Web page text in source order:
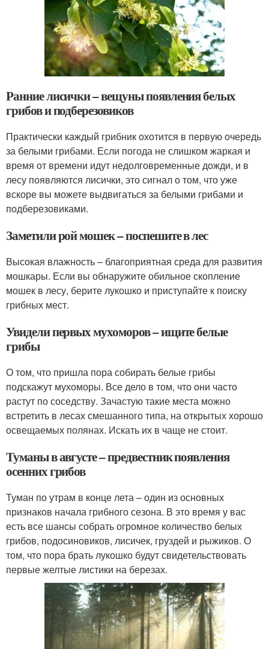
Ранние лисички – вещуны появления белых
грибов и подберезовиков
Практически каждый грибник охотится в первую очередь
за белыми грибами. Если погода не слишком жаркая и
время от времени идут недолговременные дожди, и в
лесу появляются лисички, это сигнал о том, что уже
вскоре вы можете выдвигаться за белыми грибами и
подберезовиками.
Заметили рой мошек – поспешите в лес
Высокая влажность – благоприятная среда для развития
мошкары. Если вы обнаружите обильное скопление
мошек в лесу, берите лукошко и приступайте к поиску
грибных мест.
Увидели первых мухоморов – ищите белые
грибы
О том, что пришла пора собирать белые грибы
подскажут мухоморы. Все дело в том, что они часто
растут по соседству. Зачастую такие места можно
встретить в лесах смешанного типа, на открытых хорошо
освещаемых полянах. Искать их в чаще не стоит.
Туманы в августе – предвестник появления
осенних грибов
Туман по утрам в конце лета – один из основных
признаков начала грибного сезона. В это время у вас
есть все шансы собрать огромное количество белых
грибов, подосиновиков, лисичек, груздей и рыжиков. О
том, что пора брать лукошко будут свидетельствовать
первые желтые листики на березах.